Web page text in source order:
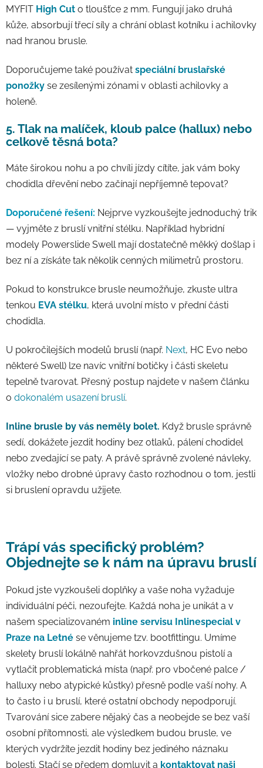
MYFIT High Cut o tloušťce 2 mm. Fungují jako druhá
kůže, absorbují třecí síly a chrání oblast kotníku i achilovky
nad hranou brusle.
Doporučujeme také používat speciální bruslařské
ponožky se zesílenými zónami v oblasti achilovky a
holeně.
5. Tlak na malíček, kloub palce (hallux) nebo
celkově těsná bota?
Máte širokou nohu a po chvíli jízdy cítíte, jak vám boky
chodidla dřevění nebo začínají nepříjemně tepovat?
Doporučené řešení: Nejprve vyzkoušejte jednoduchý trik
— vyjměte z bruslí vnitřní stélku. Například hybridní
modely Powerslide Swell mají dostatečně měkký došlap i
bez ní a získáte tak několik cenných milimetrů prostoru.
Pokud to konstrukce brusle neumožňuje, zkuste ultra
tenkou EVA stélku, která uvolní místo v přední části
chodidla.
U pokročilejších modelů bruslí (např. Next, HC Evo nebo
některé Swell) lze navíc vnitřní botičky i části skeletu
tepelně tvarovat. Přesný postup najdete v našem článku
o dokonalém usazení bruslí.
Inline brusle by vás neměly bolet. Když brusle správně
sedí, dokážete jezdit hodiny bez otlaků, pálení chodidel
nebo zvedající se paty. A právě správně zvolené návleky,
vložky nebo drobné úpravy často rozhodnou o tom, jestli
si bruslení opravdu užijete.
Trápí vás specifický problém?
Objednejte se k nám na úpravu bruslí
Pokud jste vyzkoušeli doplňky a vaše noha vyžaduje
individuální péči, nezoufejte. Každá noha je unikát a v
našem specializovaném inline servisu Inlinespecial v
Praze na Letné se věnujeme tzv. bootfittingu. Umíme
skelety bruslí lokálně nahřát horkovzdušnou pistolí a
vytlačit problematická místa (např. pro vbočené palce /
halluxy nebo atypické kůstky) přesně podle vaší nohy. A
to často i u bruslí, které ostatní obchody nepodporují.
Tvarování sice zabere nějaký čas a neobejde se bez vaší
osobní přítomnosti, ale výsledkem budou brusle, ve
kterých vydržíte jezdit hodiny bez jediného náznaku
bolesti. Stačí se předem domluvit a kontaktovat naši